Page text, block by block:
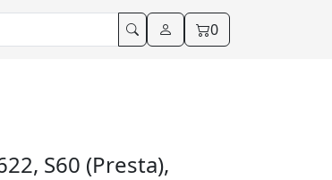
0
S60 (Presta),